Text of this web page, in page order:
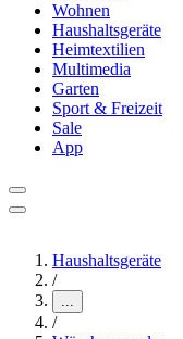
Wohnen
Haushaltsgeräte
Heimtextilien
Multimedia
Garten
Sport & Freizeit
Sale
App
Haushaltsgeräte
/
...
/